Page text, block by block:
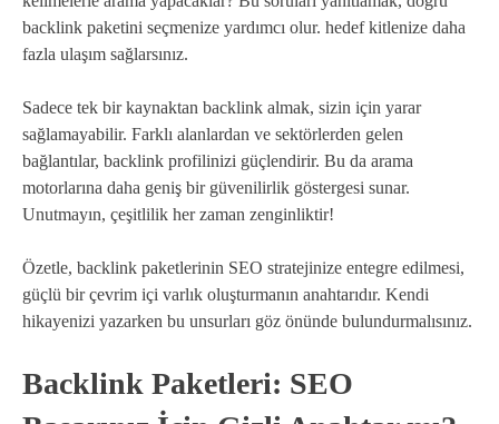
backlink paketini seçmenize yardımcı olur. hedef kitlenize daha
fazla ulaşım sağlarsınız.
Sadece tek bir kaynaktan backlink almak, sizin için yarar
sağlamayabilir. Farklı alanlardan ve sektörlerden gelen
bağlantılar, backlink profilinizi güçlendirir. Bu da arama
motorlarına daha geniş bir güvenilirlik göstergesi sunar.
Unutmayın, çeşitlilik her zaman zenginliktir!
Özetle, backlink paketlerinin SEO stratejinize entegre edilmesi,
güçlü bir çevrim içi varlık oluşturmanın anahtarıdır. Kendi
hikayenizi yazarken bu unsurları göz önünde bulundurmalısınız.
Backlink Paketleri: SEO